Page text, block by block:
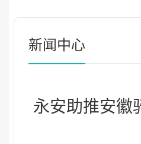
新闻中心
永安助推安徽